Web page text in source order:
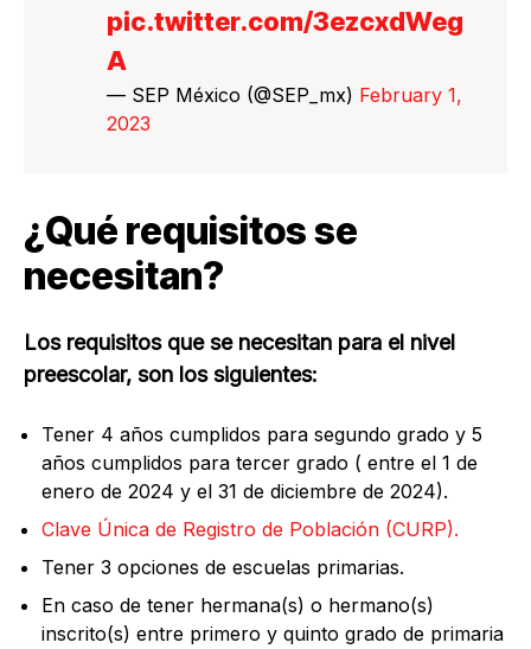
pic.twitter.com/3ezcxdWeg
A
— SEP México (@SEP_mx) February 1,
2023
¿Qué requisitos se
necesitan?
Los requisitos que se necesitan para el nivel
preescolar, son los siguientes:
Tener 4 años cumplidos para segundo grado y 5
años cumplidos para tercer grado ( entre el 1 de
enero de 2024 y el 31 de diciembre de 2024).
Clave Única de Registro de Población (CURP).
Tener 3 opciones de escuelas primarias.
En caso de tener hermana(s) o hermano(s)
inscrito(s) entre primero y quinto grado de primaria